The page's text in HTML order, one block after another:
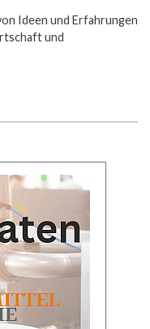
Ideen und Erfahrungen
und